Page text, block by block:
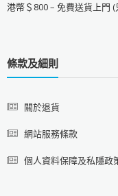
港幣＄800 – 免費送貨上門
條款及細則
關於退貨
網站服務條款
個人資料保障及私隱政